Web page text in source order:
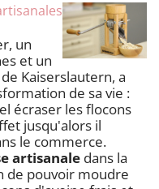
un
et un
Kaiserslautern, a
de sa vie :
écraser les flocons
jusqu'alors il
le commerce.
artisanale dans la
de pouvoir moudre